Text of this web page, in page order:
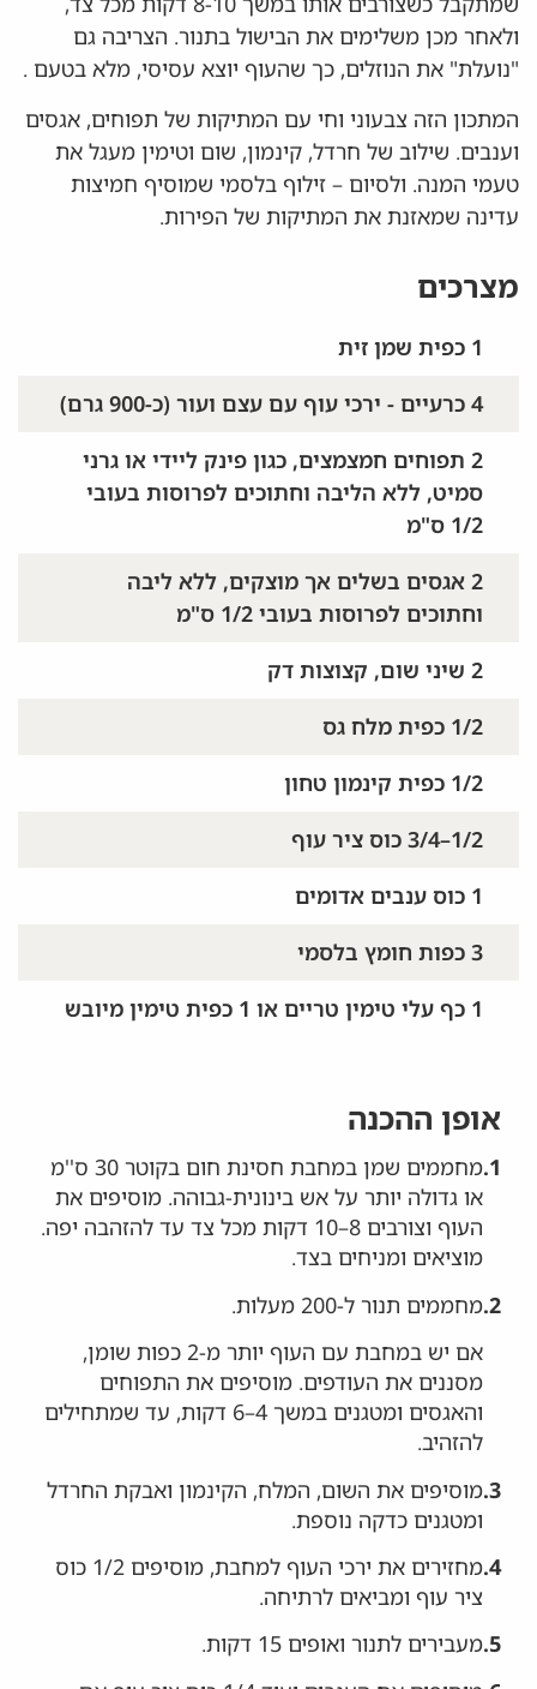
ולאחר מכן משלימים את הבישול בתנור. הצריבה גם
"נועלת" את הנוזלים, כך שהעוף יוצא עסיסי, מלא בטעם .
המתכון הזה צבעוני וחי עם המתיקות של תפוחים, אגסים
וענבים. שילוב של חרדל, קינמון, שום וטימין מעגל את
טעמי המנה. ולסיום – זילוף בלסמי שמוסיף חמיצות
עדינה שמאזנת את המתיקות של הפירות.
מצרכים
1 כפית שמן זית
4 כרעיים - ירכי עוף עם עצם ועור (כ-900 גרם)
2 תפוחים חמצמצים, כגון פינק ליידי או גרני
סמיט, ללא הליבה וחתוכים לפרוסות בעובי
1/2 ס"מ
2 אגסים בשלים אך מוצקים, ללא ליבה
וחתוכים לפרוסות בעובי 1/2 ס"מ
2 שיני שום, קצוצות דק
1/2 כפית מלח גס
1/2 כפית קינמון טחון
1/2–3/4 כוס ציר עוף
1 כוס ענבים אדומים
3 כפות חומץ בלסמי
1 כף עלי טימין טריים או 1 כפית טימין מיובש
אופן ההכנה
1.
מחממים שמן במחבת חסינת חום בקוטר 30 ס''מ
או גדולה יותר על אש בינונית-גבוהה. מוסיפים את
העוף וצורבים 8–10 דקות מכל צד עד להזהבה יפה.
מוציאים ומניחים בצד.
2. מחממים תנור ל-200 מעלות.
אם יש במחבת עם העוף יותר מ-2 כפות שומן,
מסננים את העודפים. מוסיפים את התפוחים
והאגסים ומטגנים במשך 4–6 דקות, עד שמתחילים
להזהיב.
3. מוסיפים את השום, המלח, הקינמון ואבקת החרדל
ומטגנים כדקה נוספת.
4.
מחזירים את ירכי העוף למחבת, מוסיפים 1/2 כוס
ציר עוף ומביאים לרתיחה.
5. מעבירים לתנור ואופים 15 דקות.